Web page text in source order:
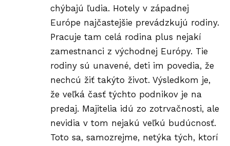
chýbajú ľudia. Hotely v západnej
Európe najčastejšie prevádzkujú rodiny.
Pracuje tam celá rodina plus nejakí
zamestnanci z východnej Európy. Tie
rodiny sú unavené, deti im povedia, že
nechcú žiť takýto život. Výsledkom je,
že veľká časť týchto podnikov je na
predaj. Majitelia idú zo zotrvačnosti, ale
nevidia v tom nejakú veľkú budúcnosť.
Toto sa, samozrejme, netýka tých, ktorí